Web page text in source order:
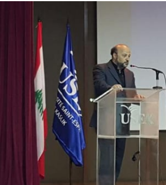
فن
رياضة